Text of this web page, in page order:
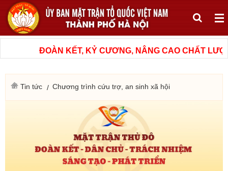
ĐOÀN KẾT, KỶ CƯƠNG, NÂNG CAO CHẤT
Tin tức Chương trình cứu trợ, an sinh xã hội